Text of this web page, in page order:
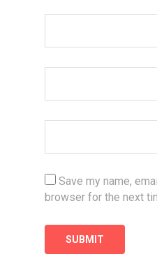
Save my name,
browser for the next